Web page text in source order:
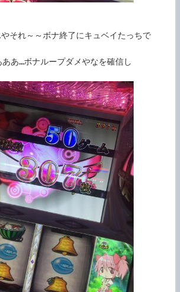
それ～～ボナ終了にキュベイたっちで
あ…ボナループダメやなを確信し